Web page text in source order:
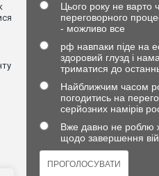
Цього року не варто
переговорного
- можливо все
рф навпаки піде на
здоровий глузд і
триматися до
Найближчим часом
погодитись на
серйозних намірів
Вже давно не роблю
щодо завершення